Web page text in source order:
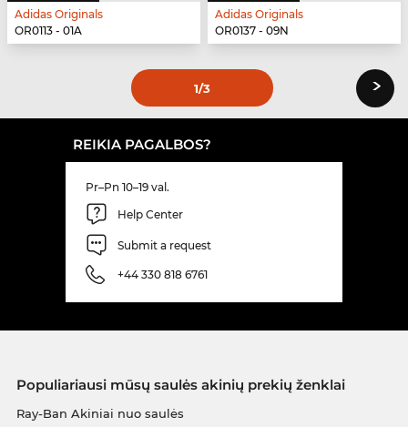
Adidas Originals
OR0113 - 01A
Adidas Originals
OR0137 - 09N
1/3 ›
REIKIA PAGALBOS?
Pr–Pn 10–19 val.
Help Center
Submit a request
+44 330 818 6761
Populiariausi mūsų saulės akinių prekių ženklai
Ray-Ban Akiniai nuo saulės